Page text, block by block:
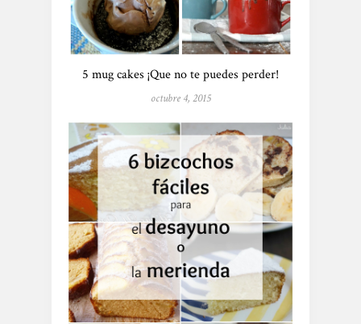
5 mug cakes ¡Que no te puedes perder!
octubre 4, 2015